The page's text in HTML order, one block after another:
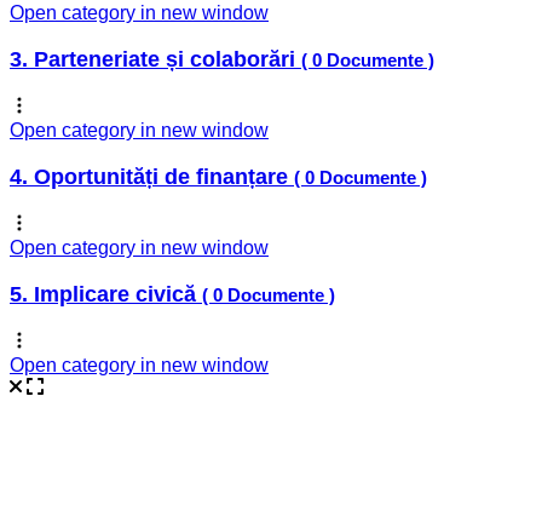
Open category in new window
3. Parteneriate și colaborări ( 0 Documente )
Open category in new window
4. Oportunități de finanțare ( 0 Documente )
Open category in new window
5. Implicare civică ( 0 Documente )
Open category in new window